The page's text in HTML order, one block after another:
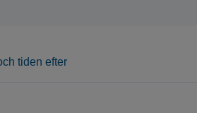
tiden efter